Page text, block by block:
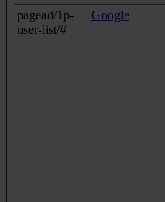
pagead/1p-
user-list/#
Google